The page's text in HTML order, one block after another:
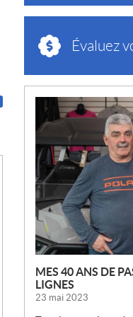
Évaluez
N
O
U
V
E
L
L
E
S
MES 40 ANS DE
LIGNES
23 mai 2023